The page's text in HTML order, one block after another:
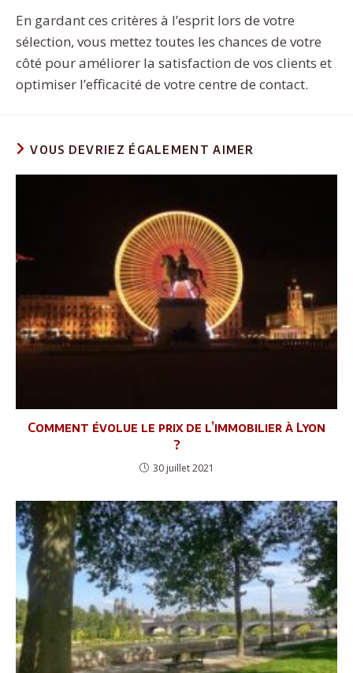
En gardant ces critères à l’esprit lors de votre
sélection, vous mettez toutes les chances de votre
côté pour améliorer la satisfaction de vos clients et
optimiser l’efficacité de votre centre de contact.
VOUS DEVRIEZ ÉGALEMENT AIMER
Comment évolue le prix de l’immobilier à Lyon
?
30 juillet 2021